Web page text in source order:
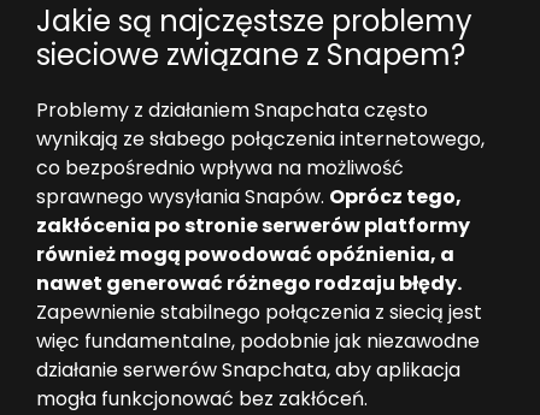
Jakie są najczęstsze problemy
sieciowe związane z Snapem?
Problemy z działaniem Snapchata często
wynikają ze słabego połączenia internetowego,
co bezpośrednio wpływa na możliwość
sprawnego wysyłania Snapów. Oprócz tego,
zakłócenia po stronie serwerów platformy
również mogą powodować opóźnienia, a
nawet generować różnego rodzaju błędy.
Zapewnienie stabilnego połączenia z siecią jest
więc fundamentalne, podobnie jak niezawodne
działanie serwerów Snapchata, aby aplikacja
mogła funkcjonować bez zakłóceń.